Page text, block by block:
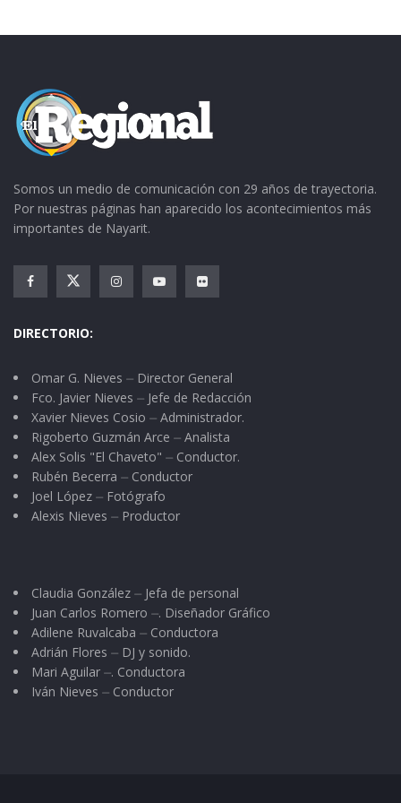
en cualquier emergencia de la vida cuando El es
cuando vivimos acostumbrados a la oración.
¿Cómo logramos eso? Buscando Su amistad,
entregándole nuestra voluntad, nuestro afecto
esperando.
Somos un medio de comunicación con 29 años de trayectoria.
Por nuestras páginas han aparecido los acontecimientos más
importantes de Nayarit.
DIRECTORIO:
Omar G. Nieves ⏤ Director General
Fco. Javier Nieves ⏤ Jefe de Redacción
Xavier Nieves Cosio ⏤ Administrador.
Rigoberto Guzmán Arce ⏤ Analista
Alex Solis "El Chaveto" ⏤ Conductor.
Rubén Becerra ⏤ Conductor
Joel López ⏤ Fotógrafo
Alexis Nieves ⏤ Productor
Claudia González ⏤ Jefa de personal
Juan Carlos Romero ⏤. Diseñador Gráfico
Adilene Ruvalcaba ⏤ Conductora
Adrián Flores ⏤ DJ y sonido.
Mari Aguilar ⏤. Conductora
Iván Nieves ⏤ Conductor